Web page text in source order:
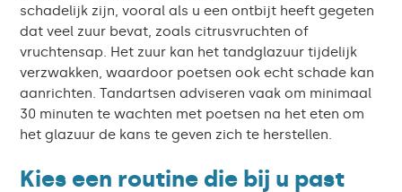
schadelijk zijn, vooral als u een ontbijt heeft gegeten
dat veel zuur bevat, zoals citrusvruchten of
vruchtensap. Het zuur kan het tandglazuur tijdelijk
verzwakken, waardoor poetsen ook echt schade kan
aanrichten. Tandartsen adviseren vaak om minimaal
30 minuten te wachten met poetsen na het eten om
het glazuur de kans te geven zich te herstellen.
Kies een routine die bij u past